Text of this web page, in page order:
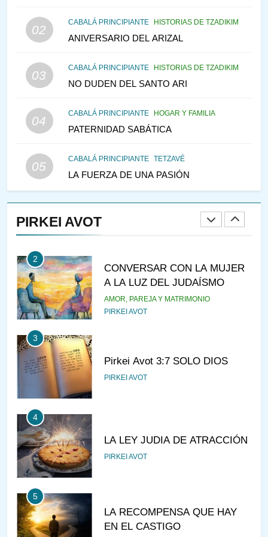
02
CABALÁ PRINCIPIANTE HISTORIAS DE TZADIKIM
ANIVERSARIO DEL ARIZAL
03
CABALÁ PRINCIPIANTE HISTORIAS DE TZADIKIM
NO DUDEN DEL SANTO ARI
04
CABALÁ PRINCIPIANTE HOGAR Y FAMILIA
PATERNIDAD SABÁTICA
05
CABALÁ PRINCIPIANTE TETZAVÉ
LA FUERZA DE UNA PASIÓN
PIRKEI AVOT
146
TEMPLO Y LA ALEGRÍA EN
VEAMOS ¿POR QUÉ
IEHOSHÚA? Y LA QUEJA DE
1
RAZI ¿QUIÉN ES SABIO?
2
CONVERSAR CON LA MUJER
A LA LUZ DEL JUDAÍSMO
AMOR, PAREJA Y MATRIMONIO
PIRKEI AVOT
3
Pirkei Avot 3:7 SOLO DIOS
PIRKEI AVOT
4
LA LEY JUDIA DE ATRACCIÓN
PIRKEI AVOT
5
LA RECOMPENSA QUE HAY
EN EL CASTIGO